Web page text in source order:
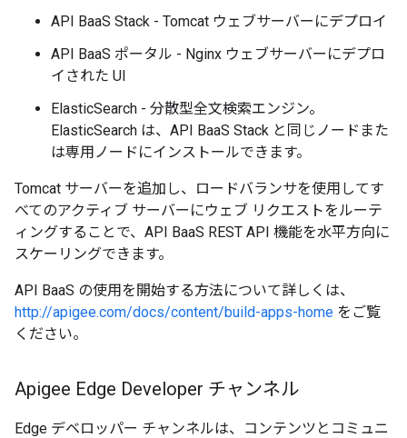
API BaaS Stack - Tomcat ウェブサーバーにデプロイ
API BaaS ポータル - Nginx ウェブサーバーにデプロ
イされた UI
ElasticSearch - 分散型全文検索エンジン。
ElasticSearch は、API BaaS Stack と同じノードまた
は専用ノードにインストールできます。
Tomcat サーバーを追加し、ロードバランサを使用してす
べてのアクティブ サーバーにウェブ リクエストをルーテ
ィングすることで、API BaaS REST API 機能を水平方向に
スケーリングできます。
API BaaS の使用を開始する方法について詳しくは、
http://apigee.com/docs/content/build-apps-home をご覧
ください。
Apigee Edge Developer チャンネル
Edge デベロッパー チャンネルは、コンテンツとコミュニ